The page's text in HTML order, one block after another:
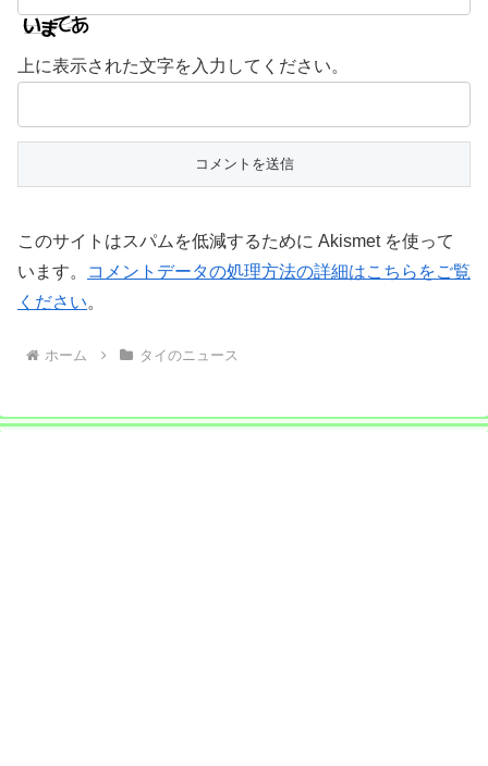
上に表示された文字を入力してください。
このサイトはスパムを低減するために Akismet を使って
います。
コメントデータの処理方法の詳細はこちらをご覧
ください。
ホーム タイのニュース